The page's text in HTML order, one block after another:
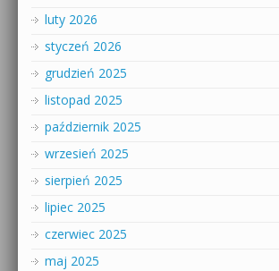
luty 2026
styczeń 2026
grudzień 2025
listopad 2025
październik 2025
wrzesień 2025
sierpień 2025
lipiec 2025
czerwiec 2025
maj 2025